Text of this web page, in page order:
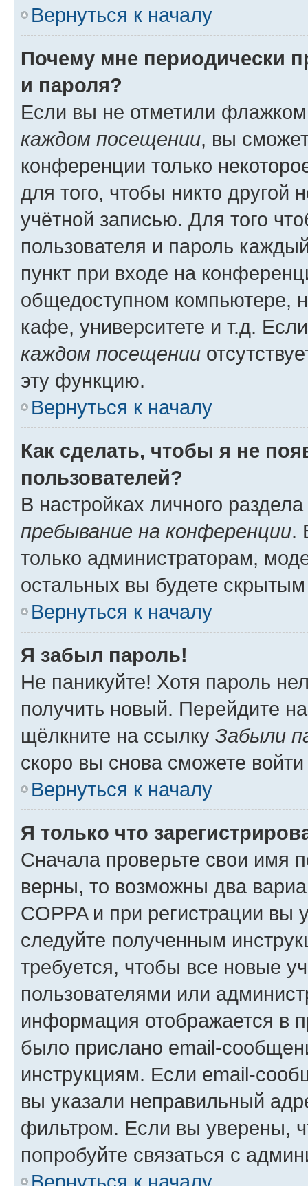
Вернуться к началу
Почему мне периодически
и пароля?
Если вы не отметили
каждом посещении, вы
конференции только
для того, чтобы никто другой
учётной записью. Для того
пользователя и пароль
пункт при входе на
общедоступном компьютере,
кафе, университете и т.д.
каждом посещении
эту функцию.
Вернуться к началу
Как сделать, чтобы я не
пользователей?
В настройках личного
пребывание на конференции.
только администраторам,
остальных вы будете
Вернуться к началу
Я забыл пароль!
Не паникуйте! Хотя пароль
получить новый. Перейдите
щёлкните на ссылку Забыли
скоро вы снова сможете
Вернуться к началу
Я только что
Сначала проверьте свои имя
верны, то возможны два
COPPA и при регистрации вы
следуйте полученным
требуется, чтобы все новые
пользователями или
информация отображается в
было прислано email-
инструкциям. Если email-
вы указали неправильный
фильтром. Если вы уверены,
попробуйте связаться с
Вернуться к началу